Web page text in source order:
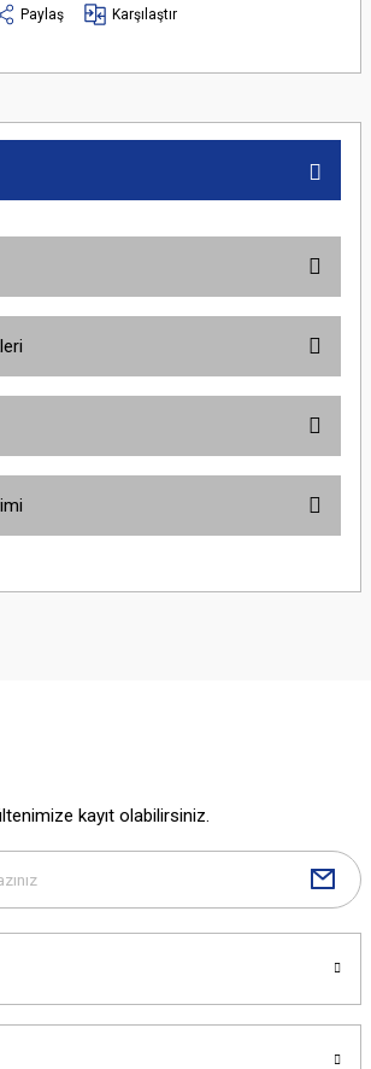
Paylaş Karşılaştır
noktaları öneri formunu kullanarak tarafımıza
Gönder
kayıt olabilirsiniz.